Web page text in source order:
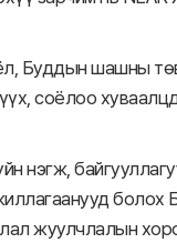
Буддын шашны
соёлоо
нэгж,
болох
жуулчлалын